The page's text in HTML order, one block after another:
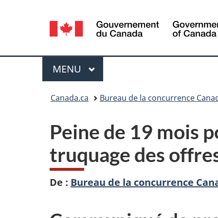
Sélection
de
la
langue
Menu
MENU PRINCIPAL
Canada.ca Bureau de la concurrence
Peine de 19 mois
truquage des
De : Bureau de la concurrence